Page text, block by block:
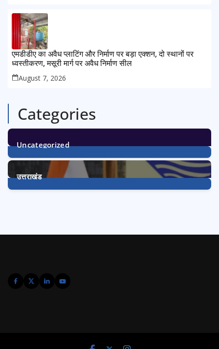
एमडीडीए का अवैध प्लाटिंग और निर्माण पर बड़ा एक्शन, दो स्थानों पर
ध्वस्तीकरण, मसूरी मार्ग पर अवैध निर्माण सील
August 7, 2026
Categories
Uncategorized
1Post
उत्तराखंड